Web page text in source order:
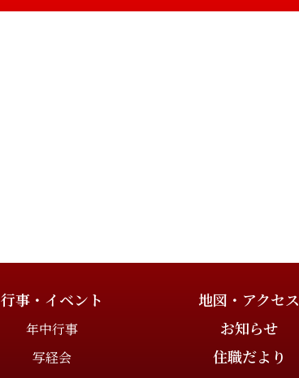
行事・イベント
年中行事
写経会
地図・アクセス
お知らせ
住職だより